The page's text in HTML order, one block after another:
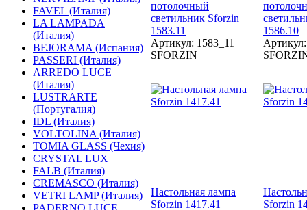
FAVEL (Италия)
LA LAMPADA
(Италия)
BEJORAMA (Испания)
PASSERI (Италия)
ARREDO LUCE
(Италия)
LUSTRARTE
(Португалия)
IDL (Италия)
VOLTOLINA (Италия)
TOMIA GLASS (Чехия)
CRYSTAL LUX
FALB (Италия)
CREMASCO (Италия)
VETRI LAMP (Италия)
PADERNO LUCE
потолочный
светильник Sforzin
1583.11
Артикул: 1583_11
SFORZIN
1586.10
Настольная лампа
Sforzin 1417.41
Sforzin